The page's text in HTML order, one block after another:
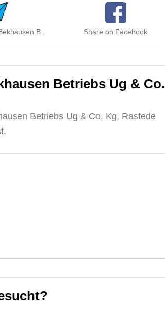
B.. Share on Facebook
Betriebs Ug & Co.
Betriebs Ug & Co. Kg, Rastede